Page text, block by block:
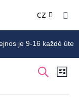
je 9-16 každé
CZ
Navigace
hledání
Hledat